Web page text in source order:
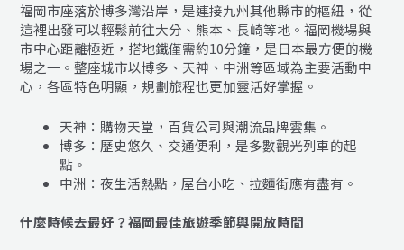
福岡市座落於博多灣沿岸，是連接九州其他縣市的樞紐，從
這裡出發可以輕鬆前往大分、熊本、長崎等地。福岡機場與
市中心距離極近，搭地鐵僅需約10分鐘，是日本最方便的機
場之一。整座城市以博多、天神、中洲等區域為主要活動中
心，各區特色明顯，規劃旅程也更加靈活好掌握。
天神：購物天堂，百貨公司與潮流品牌雲集。
博多：歷史悠久、交通便利，是多數觀光列車的起
點。
中洲：夜生活熱點，屋台小吃、拉麵街應有盡有。
什麼時候去最好？福岡最佳旅遊季節與開放時間